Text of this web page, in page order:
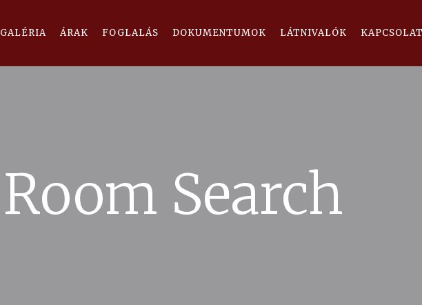
GALÉRIA ÁRAK FOGLALÁS DOKUMENTUMOK LÁTNIVALÓK KAPCSOLAT
Room Search